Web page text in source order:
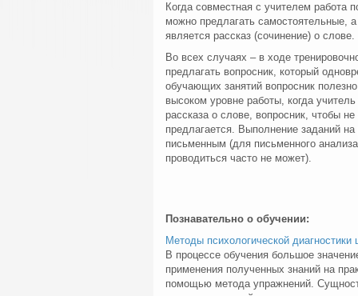
Когда совместная с учителем работа
можно предлагать самостоятельные,
является рассказ (сочинение) о слове.
Во всех случаях – в ходе
предлагать вопросник, который
обучающих занятий вопросник
высоком уровне работы, когда
рассказа о слове, вопросник, чтобы
предлагается. Выполнение заданий
письменным (для письменного
проводиться часто не может).
Познавательно о обучении:
Методы психологической диагностики
В процессе обучения большое
применения полученных знаний на
помощью метода упражнений.